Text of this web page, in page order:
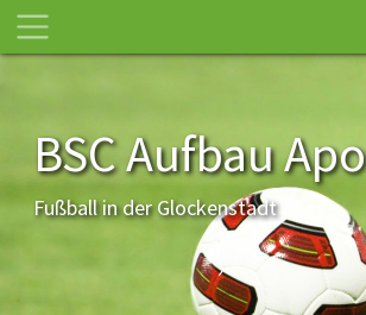
BSC Aufbau
Fußball in der Glockenstadt